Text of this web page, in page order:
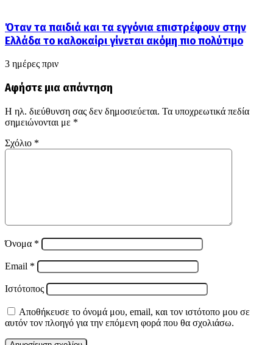
Όταν τα παιδιά και τα εγγόνια επιστρέφουν στην
Ελλάδα το καλοκαίρι γίνεται ακόμη πιο πολύτιμο
3 ημέρες πριν
Αφήστε μια απάντηση
Η ηλ. διεύθυνση σας δεν δημοσιεύεται. Τα υποχρεωτικά πεδία
σημειώνονται με *
Σχόλιο *
Όνομα *
Email *
Ιστότοπος
Αποθήκευσε το όνομά μου, email, και τον ιστότοπο μου σε
αυτόν τον πλοηγό για την επόμενη φορά που θα σχολιάσω.